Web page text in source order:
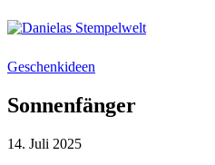
Geschenkideen
Sonnenfänger
14. Juli 2025